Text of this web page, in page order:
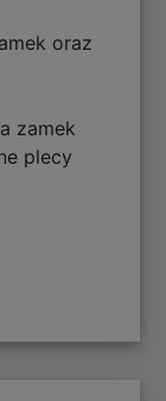
oraz
zamek
plecy